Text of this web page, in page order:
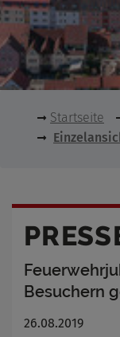
Startseite
Besuchern
26.08.2019